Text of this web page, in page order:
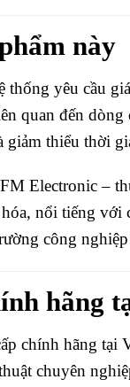
này
thống yêu cầu
quan đến
thiểu thời
Electronic –
nổi tiếng
công
hãng
chính hãng tại
chuyên